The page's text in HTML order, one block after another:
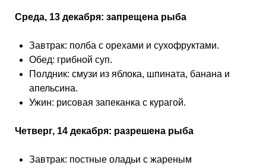
Среда, 13 декабря: запрещена рыба
Завтрак: полба с орехами и сухофруктами.
Обед: грибной суп.
Полдник: смузи из яблока, шпината, банана и
апельсина.
Ужин: рисовая запеканка с курагой.
Четверг, 14 декабря: разрешена рыба
Завтрак: постные оладьи с жареным